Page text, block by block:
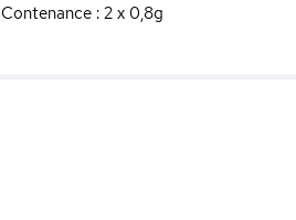
Contenance : 2 x 0,8g